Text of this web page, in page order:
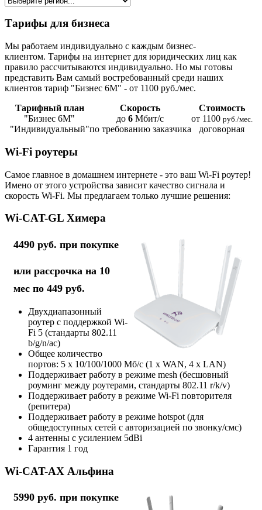
Тарифы для бизнеса
Мы работаем индивидуально с каждым бизнес-
клиентом. Тарифы на интернет для юридических лиц как
правило рассчитываются индивидуально. Но мы готовы
представить Вам самый востребованный среди наших
клиентов тариф "Бизнес 6М" - от 1100 руб./мес.
Тарифный план
Скорость
Стоимость
"Бизнес 6М"
до 6 Мбит/с от 1100 руб./мес.
"Индивидуальный"по требованию заказчика договорная
Wi-Fi роутеры
Самое главное в домашнем интернете - это ваш Wi-Fi роутер!
Имено от этого устройства зависит качество сигнала и
скорость Wi-Fi. Мы предлагаем только лучшие решения:
Wi-CAT-GL Химера
4490 руб. при покупке
или рассрочка на 10
мес по 449 руб.
Двухдиапазонный
роутер с поддержкой Wi-
Fi 5 (стандарты 802.11
b/g/n/ac)
Общее количество
портов: 5 х 10/100/1000 Мб/с (1 x WAN, 4 x LAN)
Поддерживает работу в режиме mesh (бесшовный
роуминг между роутерами, стандарты 802.11 r/k/v)
Поддерживает работу в режиме Wi-Fi повторителя
(репитера)
Поддерживает работу в режиме hotspot (для
общедоступных сетей с авторизацией по звонку/смс)
4 антенны с усилением 5dBi
Гарантия 1 год
Wi-CAT-AX Альфина
5990 руб. при покупке